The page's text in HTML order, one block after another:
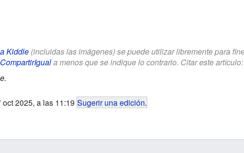
Kiddle(incluidas las imágenes) se puede utilizar libremente para
a menos que se indique lo contrario. Citar este artículo:
2025, a las 11:19 Sugerir una edición.